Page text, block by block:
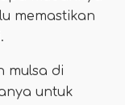
memastikan
.
mulsa di
untuk